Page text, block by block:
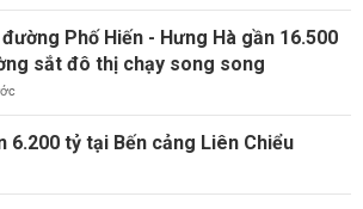
Phố Hiến - Hưng Hà gần 16.500
sắt đô thị chạy song song
6.200 tỷ tại Bến cảng Liên Chiểu